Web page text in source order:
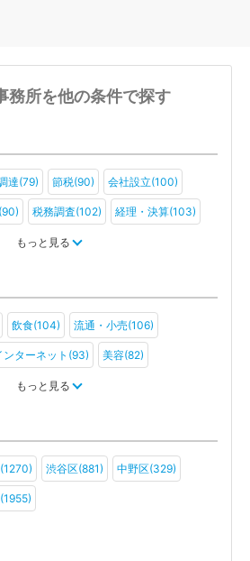
務所を他の条件で探す
達(79) 節税(90) 会社設立(100)
税務調査(102) 経理・決算(103)
もっと見る
飲食(104) 流通・小売(106)
ンターネット(93) 美容(82)
教育(72) 医療・福祉(65)
ューズメント・レジャー(70)
法人(35) 医療法人(50) ＮＰＯ法人(38)
法人(52) その他(46)
もっと見る
渋谷区(881) 中野区(329)